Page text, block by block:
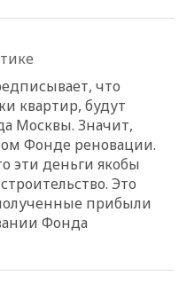
что
квартир, будут
Москвы. Значит,
Фонде реновации.
эти деньги якобы
Это
прибыли
Фонда